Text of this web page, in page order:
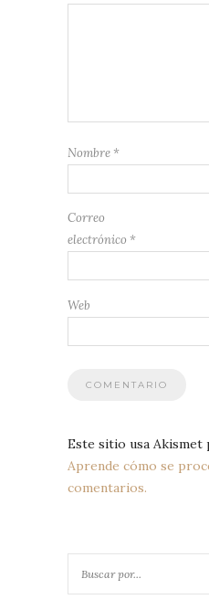
Nombre *
Correo
electrónico *
Web
Este sitio usa Akismet
Aprende cómo se
comentarios.